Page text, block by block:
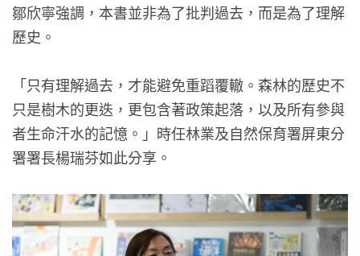
鄒欣寧強調，本書並非為了批判過去，而是為了理解
歷史。
「只有理解過去，才能避免重蹈覆轍。森林的歷史不
只是樹木的更迭，更包含著政策起落，以及所有參與
者生命汗水的記憶。」時任林業及自然保育署屏東分
署署長楊瑞芬如此分享。